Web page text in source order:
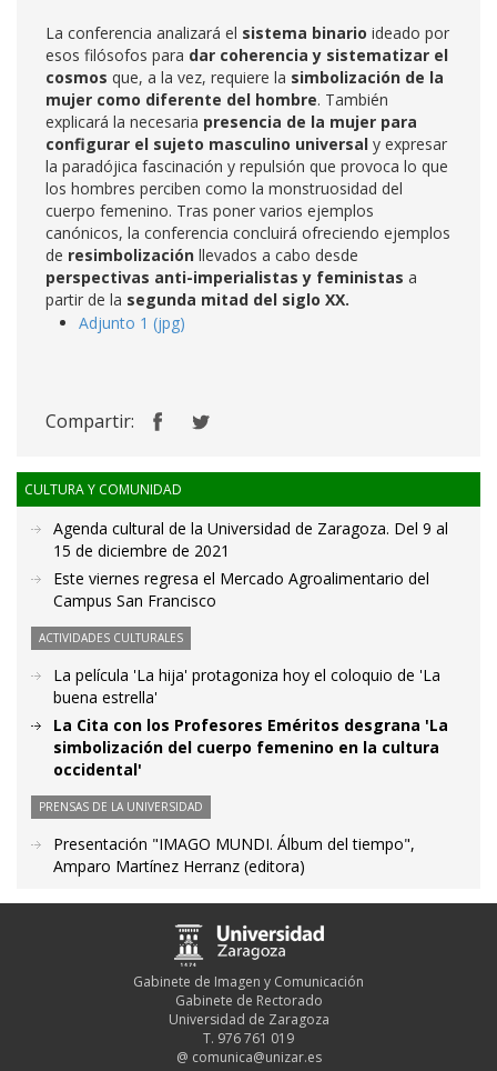
La conferencia analizará el sistema binario ideado por
esos filósofos para dar coherencia y sistematizar el
cosmos que, a la vez, requiere la simbolización de la
mujer como diferente del hombre. También
explicará la necesaria presencia de la mujer para
configurar el sujeto masculino universal y expresar
la paradójica fascinación y repulsión que provoca lo que
los hombres perciben como la monstruosidad del
cuerpo femenino. Tras poner varios ejemplos
canónicos, la conferencia concluirá ofreciendo ejemplos
de resimbolización llevados a cabo desde
perspectivas anti-imperialistas y feministas a
partir de la segunda mitad del siglo XX.
Adjunto 1 (jpg)
Compartir:
CULTURA Y COMUNIDAD
Agenda cultural de la Universidad de Zaragoza. Del 9 al
15 de diciembre de 2021
Este viernes regresa el Mercado Agroalimentario del
Campus San Francisco
ACTIVIDADES CULTURALES
La película 'La hija' protagoniza hoy el coloquio de 'La
buena estrella'
La Cita con los Profesores Eméritos desgrana 'La
simbolización del cuerpo femenino en la cultura
occidental'
PRENSAS DE LA UNIVERSIDAD
Presentación "IMAGO MUNDI. Álbum del tiempo",
Amparo Martínez Herranz (editora)
Gabinete de Imagen y Comunicación
Gabinete de Rectorado
Universidad de Zaragoza
T. 976 761 019
@ comunica@unizar.es